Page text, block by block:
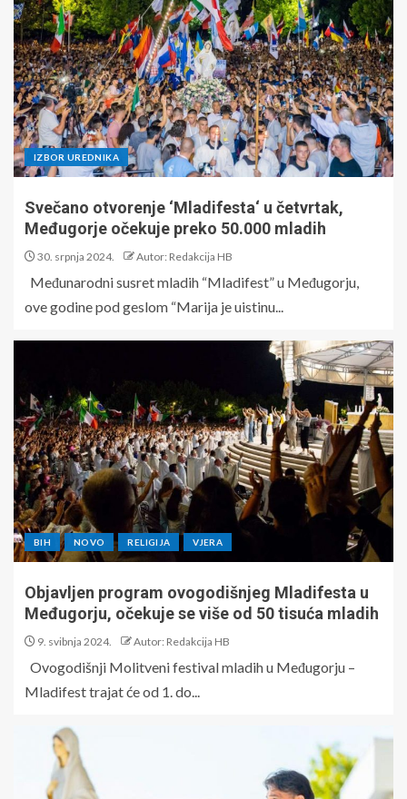
IZBOR UREDNIKA
Svečano otvorenje ‘Mladifesta‘ u četvrtak,
Međugorje očekuje preko 50.000 mladih
30. srpnja 2024. Autor: Redakcija HB
Međunarodni susret mladih “Mladifest” u Međugorju,
ove godine pod geslom “Marija je uistinu...
BIH NOVO RELIGIJA VJERA
Objavljen program ovogodišnjeg Mladifesta u
Međugorju, očekuje se više od 50 tisuća mladih
9. svibnja 2024. Autor: Redakcija HB
Ovogodišnji Molitveni festival mladih u Međugorju –
Mladifest trajat će od 1. do...